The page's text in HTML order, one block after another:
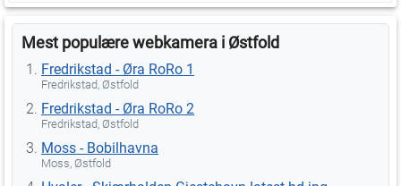
Mest populære webkamera i Østfold
Fredrikstad - Øra RoRo 1
Fredrikstad, Østfold
Fredrikstad - Øra RoRo 2
Fredrikstad, Østfold
Moss - Bobilhavna
Moss, Østfold